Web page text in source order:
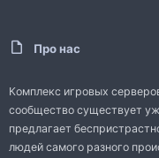
Про нас
Комплекс игровых
сообщество существует
предлагает
людей самого разного